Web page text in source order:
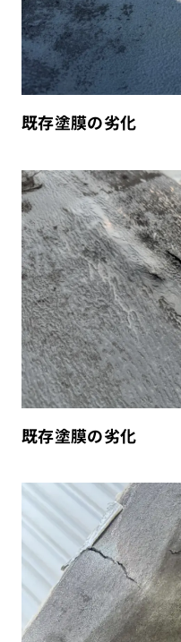
既存塗膜の劣化
既存塗膜の劣化